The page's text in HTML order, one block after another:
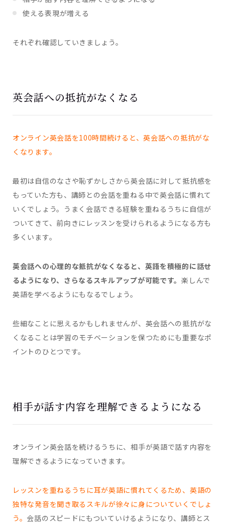
使える表現が増える
それぞれ確認していきましょう。
英会話への抵抗がなくなる
オンライン英会話を100時間続けると、英会話への抵抗がな
くなります。
最初は自信のなさや恥ずかしさから英会話に対して抵抗感を
もっていた方も、講師との会話を重ねる中で英会話に慣れて
いくでしょう。うまく会話できる経験を重ねるうちに自信が
ついてきて、前向きにレッスンを受けられるようになる方も
多くいます。
英会話への心理的な抵抗がなくなると、英語を積極的に話せ
るようになり、さらなるスキルアップが可能です。楽しんで
英語を学べるようにもなるでしょう。
些細なことに思えるかもしれませんが、英会話への抵抗がな
くなることは学習のモチベーションを保つためにも重要なポ
イントのひとつです。
相手が話す内容を理解できるようになる
オンライン英会話を続けるうちに、相手が英語で話す内容を
理解できるようになっていきます。
レッスンを重ねるうちに耳が英語に慣れてくるため、英語の
独特な発音を聞き取るスキルが徐々に身についていくでしょ
う。 会話のスピードにもついていけるようになり、講師とス